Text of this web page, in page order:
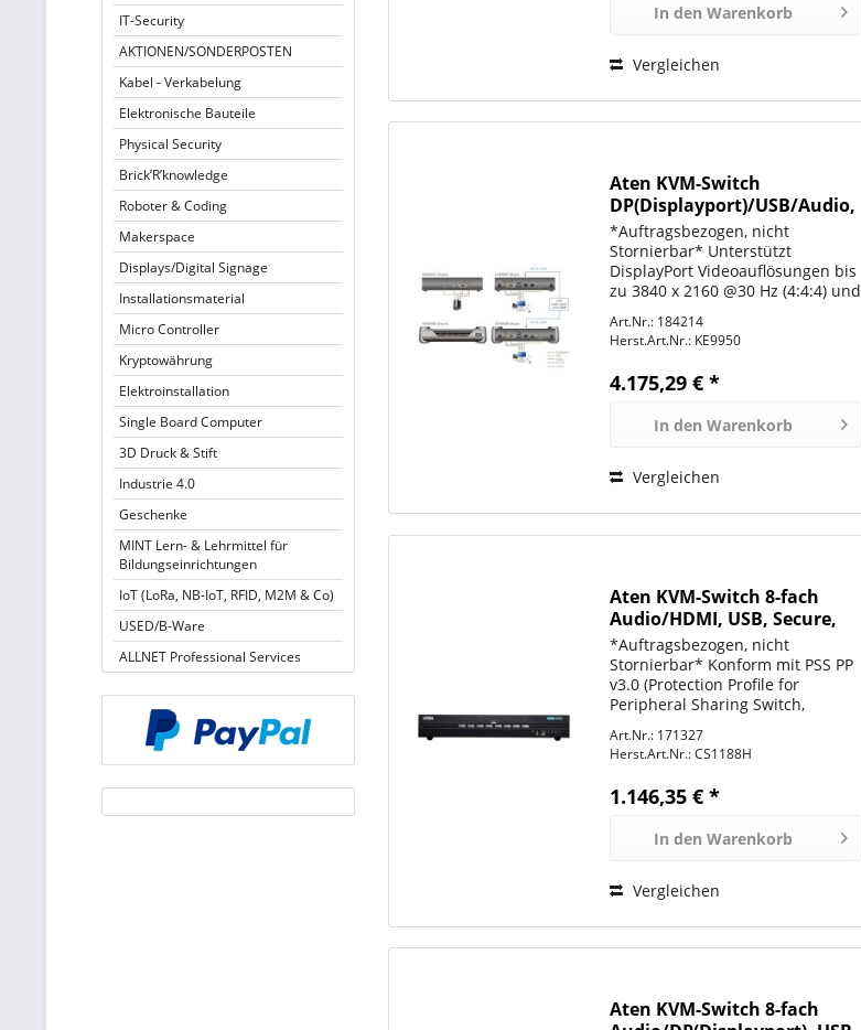
IT-Security
AKTIONEN/SONDERPOSTEN
Kabel - Verkabelung
Elektronische Bauteile
Physical Security
Brick’R’knowledge
Roboter & Coding
Makerspace
Displays/Digital Signage
Installationsmaterial
Micro Controller
Kryptowährung
Elektroinstallation
Single Board Computer
3D Druck & Stift
Industrie 4.0
Geschenke
MINT Lern- & Lehrmittel für
Bildungseinrichtungen
IoT (LoRa, NB-IoT, RFID, M2M & Co)
USED/B-Ware
ALLNET Professional Services
In den Warenkorb
Vergleichen
Aten KVM-Switch
DP(Displayport)/USB/Audio,
über IP, 4K
*Auftragsbezogen, nicht
Stornierbar* Unterstützt
DisplayPort Videoauflösungen bis
zu 3840 x 2160 @30 Hz (4:4:4) und
Farbtiefe Unterstützt Verbindung
über Gigabit Ethernet Port (RJ-45)
oder SFP Port für...
Art.Nr.: 184214
Herst.Art.Nr.: KE9950
4.175,29 € *
In den Warenkorb
Vergleichen
Aten KVM-Switch 8-fach
Audio/HDMI, USB, Secure,
*Auftragsbezogen, nicht
Stornierbar* Konform mit PSS PP
v3.0 (Protection Profile for
Peripheral Sharing Switch,
Sicherheitsanforderungen
Permanente Gehäuse
ATEN PSS PP v3.0 Secure KVM
Art.Nr.: 171327
Herst.Art.Nr.:CS1188H
1.146,35 € *
In den Warenkorb
Vergleichen
Aten KVM-Switch 8-fach